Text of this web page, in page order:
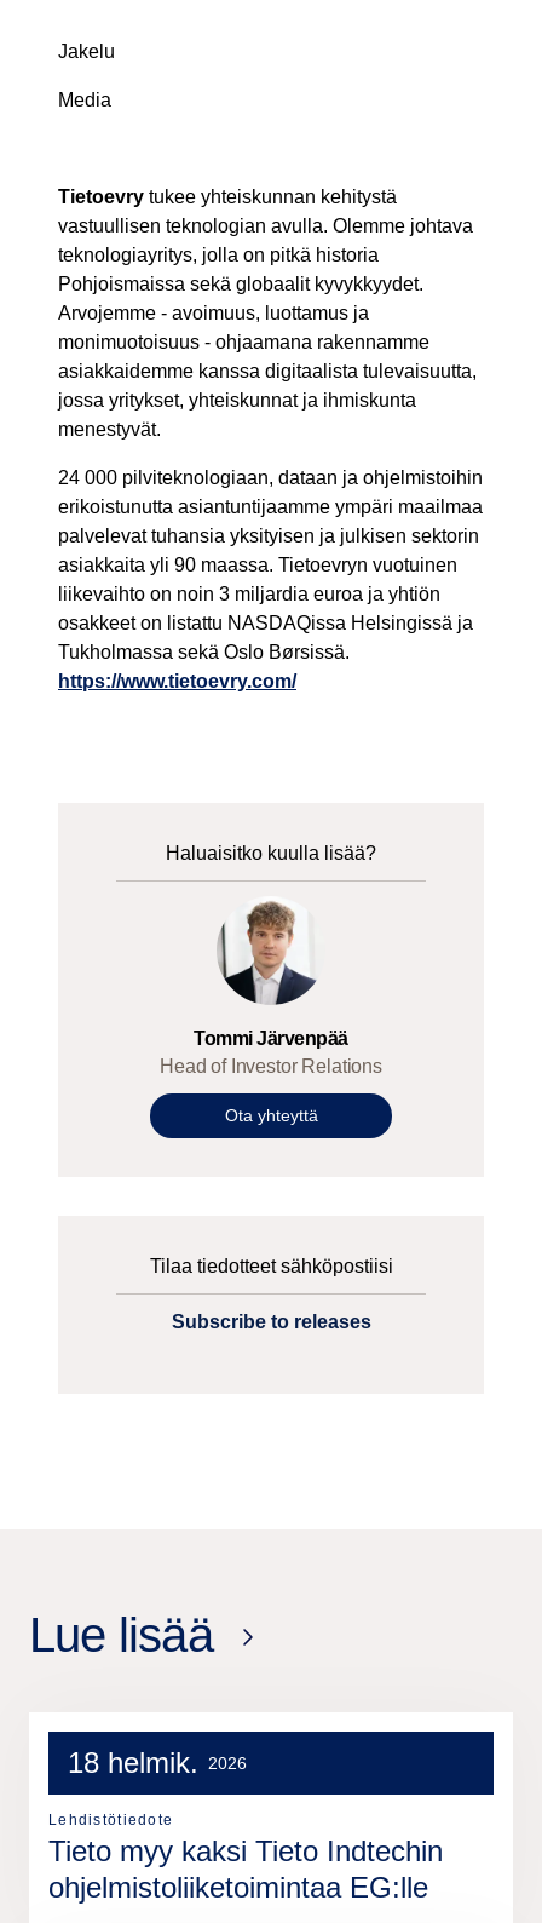
Jakelu
Media
Tietoevry tukee yhteiskunnan kehitystä
vastuullisen teknologian avulla. Olemme johtava
teknologiayritys, jolla on pitkä historia
Pohjoismaissa sekä globaalit kyvykkyydet.
Arvojemme - avoimuus, luottamus ja
monimuotoisuus - ohjaamana rakennamme
asiakkaidemme kanssa digitaalista tulevaisuutta,
jossa yritykset, yhteiskunnat ja ihmiskunta
menestyvät.
24 000 pilviteknologiaan, dataan ja ohjelmistoihin
erikoistunutta asiantuntijaamme ympäri maailmaa
palvelevat tuhansia yksityisen ja julkisen sektorin
asiakkaita yli 90 maassa. Tietoevryn vuotuinen
liikevaihto on noin 3 miljardia euroa ja yhtiön
osakkeet on listattu NASDAQissa Helsingissä ja
Tukholmassa sekä Oslo Børsissä.
https://www.tietoevry.com/
Haluaisitko kuulla lisää?
Tommi Järvenpää
Head of Investor Relations
Ota yhteyttä
Tilaa tiedotteet sähköpostiisi
Subscribe to releases
Lue lisää
18 helmik. 2026
Lehdistötiedote
Tieto myy kaksi Tieto Indtechin
ohjelmistoliiketoimintaa EG:lle